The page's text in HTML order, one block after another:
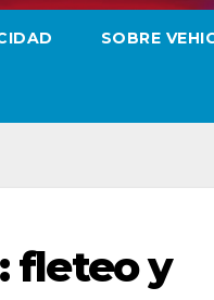
SOBRE
fleteo y